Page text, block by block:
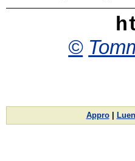
©
Appro|